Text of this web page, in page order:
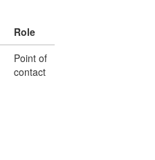
Role
Point of
contact